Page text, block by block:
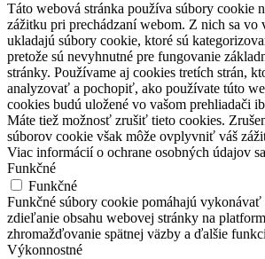
Táto webová stránka používa súbory cookie
zážitku pri prechádzaní webom. Z nich sa vo
ukladajú súbory cookie, ktoré sú
pretože sú nevyhnutné pre fungovanie
stránky. Používame aj cookies tretích strán,
analyzovať a pochopiť, ako používate túto
cookies budú uložené vo vašom prehliadači
Máte tiež možnosť zrušiť tieto cookies.
súborov cookie však môže ovplyvniť váš
Viac informácií o ochrane osobných údajov sa
Funkčné
Funkčné
Funkčné súbory cookie pomáhajú
zdieľanie obsahu webovej stránky na
zhromažďovanie spätnej väzby a ďalšie
Výkonnostné